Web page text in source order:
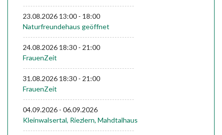
---------------------------------------------
23.08.2026 13:00 - 18:00
Naturfreundehaus geöffnet
---------------------------------------------
24.08.2026 18:30 - 21:00
FrauenZeit
---------------------------------------------
31.08.2026 18:30 - 21:00
FrauenZeit
---------------------------------------------
04.09.2026 - 06.09.2026
Kleinwalsertal, Riezlern, Mahdtalhaus
---------------------------------------------